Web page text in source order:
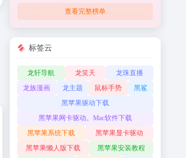
查看完整榜单
标签云
龙轩导航 龙笑天 龙珠直播
龙族漫画 龙主题 鼠标手势 黑鲨
黑苹果驱动下载
黑苹果网卡驱动。Mac软件下载
黑苹果系统下载 黑苹果显卡驱动
黑苹果懒人版下载 黑苹果安装教程